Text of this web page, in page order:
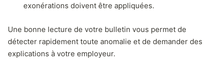
exonérations doivent être appliquées.
Une bonne lecture de votre bulletin vous permet de
détecter rapidement toute anomalie et de demander des
explications à votre employeur.